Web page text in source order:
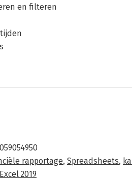
en filteren
rapportage, Spreadsheets,
Excel 2019